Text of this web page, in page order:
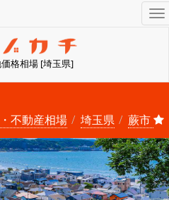
格相場 [埼玉県]
不動産相場
埼玉県 蕨市